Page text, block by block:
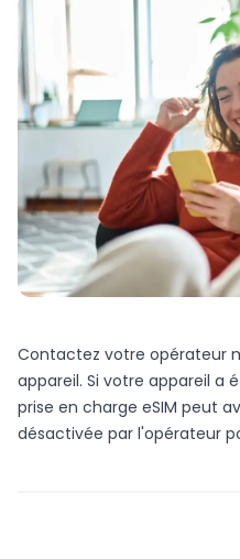
Contactez votre opérateur
appareil. Si votre appareil a
prise en charge eSIM peut
désactivée par l'opérateur